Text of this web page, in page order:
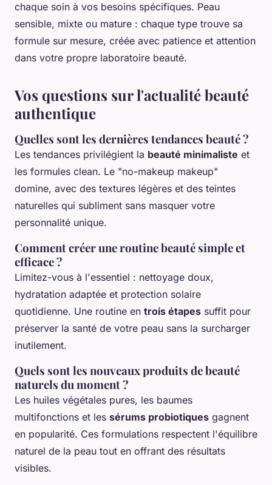
chaque soin à vos besoins spécifiques. Peau
sensible, mixte ou mature : chaque type trouve sa
formule sur mesure, créée avec patience et attention
dans votre propre laboratoire beauté.
Vos questions sur l'actualité beauté
authentique
Quelles sont les dernières tendances beauté ?
Les tendances privilégient la beauté minimaliste et
les formules clean. Le "no-makeup makeup"
domine, avec des textures légères et des teintes
naturelles qui subliment sans masquer votre
personnalité unique.
Comment créer une routine beauté simple et
efficace ?
Limitez-vous à l'essentiel : nettoyage doux,
hydratation adaptée et protection solaire
quotidienne. Une routine en trois étapes suffit pour
préserver la santé de votre peau sans la surcharger
inutilement.
Quels sont les nouveaux produits de beauté
naturels du moment ?
Les huiles végétales pures, les baumes
multifonctions et les sérums probiotiques gagnent
en popularité. Ces formulations respectent l'équilibre
naturel de la peau tout en offrant des résultats
visibles.